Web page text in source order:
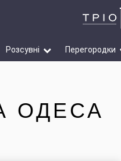
Розсувні Перегородки
ОДЕСА